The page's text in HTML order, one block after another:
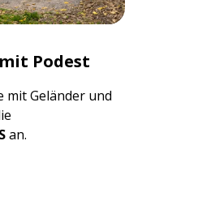
Podest
mit Geländer und
an.